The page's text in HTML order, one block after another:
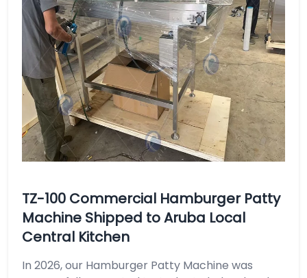
TZ-100 Commercial Hamburger Patty
Machine Shipped to Aruba Local
Central Kitchen
In 2026, our Hamburger Patty Machine was